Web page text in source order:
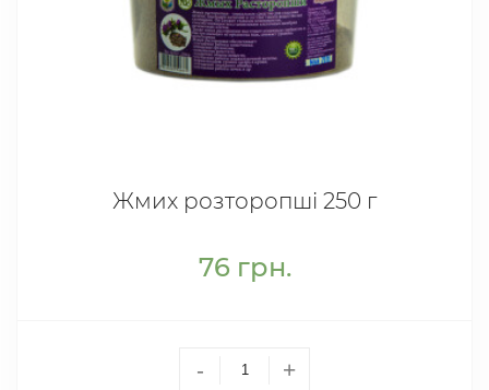
Жмих розторопші 250 г
76 грн.
- +